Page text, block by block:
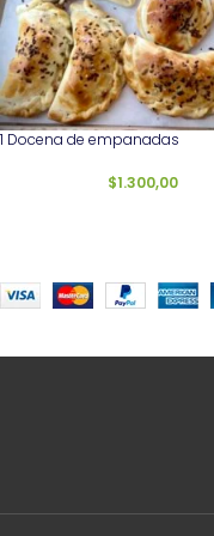
1 Docena de empanadas
$1.300,00